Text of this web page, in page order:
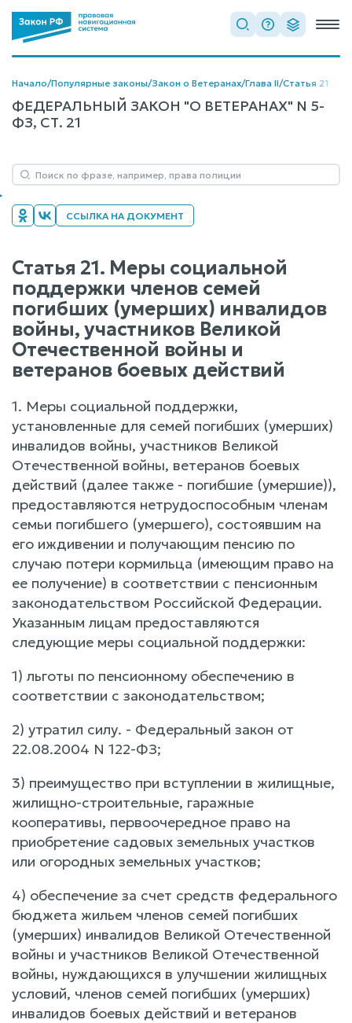
Начало/Популярные законы/Закон о Ветеранах/Глава II/Статья 21
ФЕДЕРАЛЬНЫЙ ЗАКОН "О ВЕТЕРАНАХ" N 5-
ФЗ, СТ. 21
ССЫЛКА НА ДОКУМЕНТ
Статья 21. Меры социальной
поддержки членов семей
погибших (умерших) инвалидов
войны, участников Великой
Отечественной войны и
ветеранов боевых действий
1. Меры социальной поддержки,
установленные для семей погибших (умерших)
инвалидов войны, участников Великой
Отечественной войны, ветеранов боевых
действий (далее также - погибшие (умершие)),
предоставляются нетрудоспособным членам
семьи погибшего (умершего), состоявшим на
его иждивении и получающим пенсию по
случаю потери кормильца (имеющим право на
ее получение) в соответствии с пенсионным
законодательством Российской Федерации.
Указанным лицам предоставляются
следующие меры социальной поддержки:
1) льготы по пенсионному обеспечению в
соответствии с законодательством;
2) утратил силу. - Федеральный закон от
22.08.2004 N 122-ФЗ;
3) преимущество при вступлении в жилищные,
жилищно-строительные, гаражные
кооперативы, первоочередное право на
приобретение садовых земельных участков
или огородных земельных участков;
4) обеспечение за счет средств федерального
бюджета жильем членов семей погибших
(умерших) инвалидов Великой Отечественной
войны и участников Великой Отечественной
войны, нуждающихся в улучшении жилищных
условий, членов семей погибших (умерших)
инвалидов боевых действий и ветеранов